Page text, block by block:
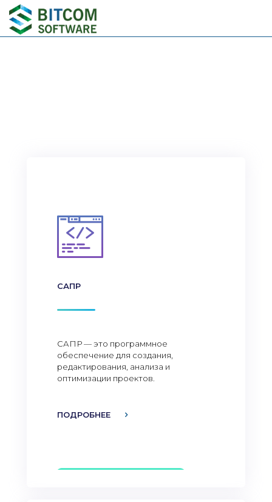
САПР
САПР — это программное
обеспечение для создания,
редактирования, анализа и
оптимизации проектов.
ПОДРОБНЕЕ